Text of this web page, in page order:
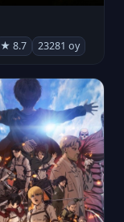
★ 8.7 23281 oy